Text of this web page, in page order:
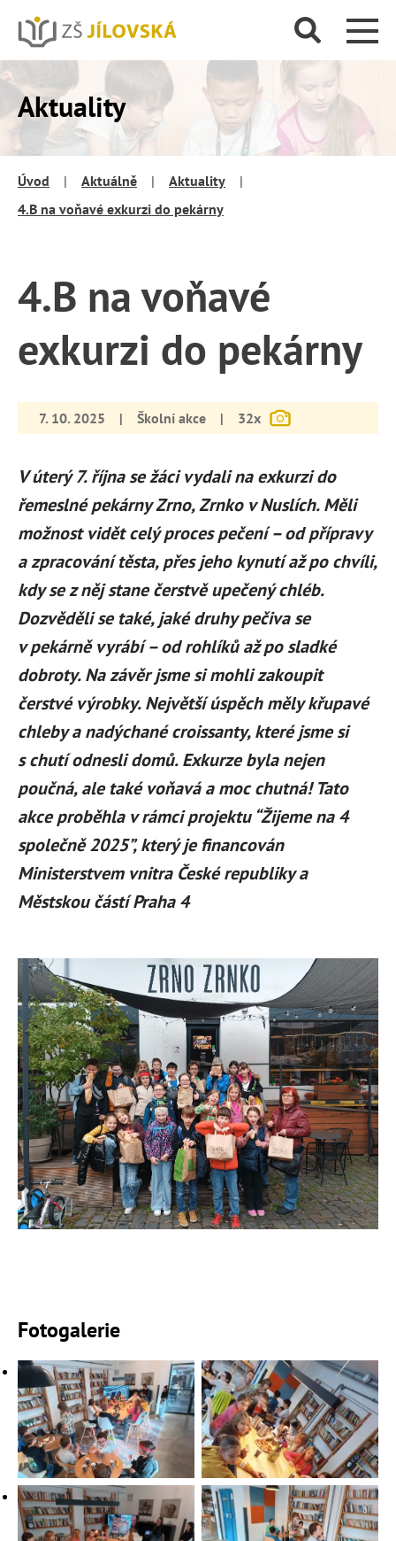
Aktuality
Úvod | Aktuálně | Aktuality
|
4.B na voňavé exkurzi do pekárny
4.B na voňavé
exkurzi do pekárny
7. 10. 2025 | Školní akce | 32x
V úterý 7. října se žáci vydali na exkurzi do
řemeslné pekárny Zrno, Zrnko v Nuslích. Měli
možnost vidět celý proces pečení – od přípravy
a zpracování těsta, přes jeho kynutí až po chvíli,
kdy se z něj stane čerstvě upečený chléb.
Dozvěděli se také, jaké druhy pečiva se
v pekárně vyrábí – od rohlíků až po sladké
dobroty. Na závěr jsme si mohli zakoupit
čerstvé výrobky. Největší úspěch měly křupavé
chleby a nadýchané croissanty, které jsme si
s chutí odnesli domů. Exkurze byla nejen
poučná, ale také voňavá a moc chutná! Tato
akce proběhla v rámci projektu “Žijeme na 4
společně 2025”, který je financován
Ministerstvem vnitra České republiky a
Městskou částí Praha 4
Fotogalerie